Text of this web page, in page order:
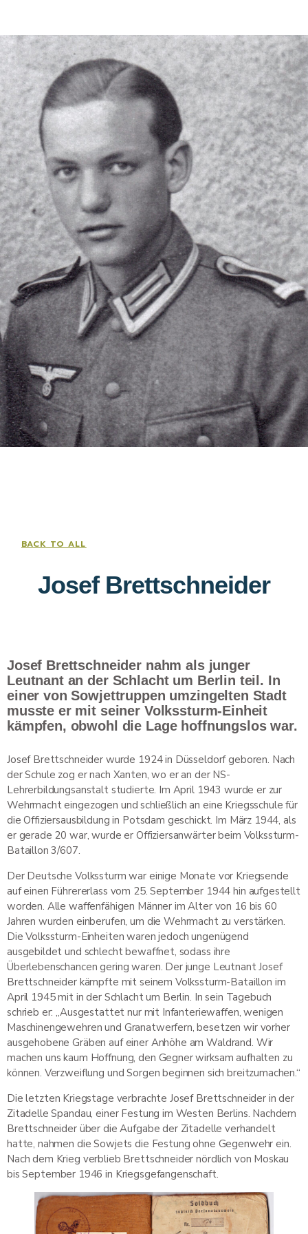
BACK TO ALL
Josef Brettschneider
Josef Brettschneider nahm als junger
Leutnant an der Schlacht um Berlin teil. In
einer von Sowjettruppen umzingelten Stadt
musste er mit seiner Volkssturm-Einheit
kämpfen, obwohl die Lage hoffnungslos war.
Josef Brettschneider wurde 1924 in Düsseldorf geboren. Nach
der Schule zog er nach Xanten, wo er an der NS-
Lehrerbildungsanstalt studierte. Im April 1943 wurde er zur
Wehrmacht eingezogen und schließlich an eine Kriegsschule für
die Offiziersausbildung in Potsdam geschickt. Im März 1944, als
er gerade 20 war, wurde er Offiziersanwärter beim Volkssturm-
Bataillon 3/607.
Der Deutsche Volkssturm war einige Monate vor Kriegsende
auf einen Führererlass vom 25. September 1944 hin aufgestellt
worden. Alle waffenfähigen Männer im Alter von 16 bis 60
Jahren wurden einberufen, um die Wehrmacht zu verstärken.
Die Volkssturm-Einheiten waren jedoch ungenügend
ausgebildet und schlecht bewaffnet, sodass ihre
Überlebenschancen gering waren. Der junge Leutnant Josef
Brettschneider kämpfte mit seinem Volkssturm-Bataillon im
April 1945 mit in der Schlacht um Berlin. In sein Tagebuch
schrieb er: „Ausgestattet nur mit Infanteriewaffen, wenigen
Maschinengewehren und Granatwerfern, besetzen wir vorher
ausgehobene Gräben auf einer Anhöhe am Waldrand. Wir
machen uns kaum Hoffnung, den Gegner wirksam aufhalten zu
können. Verzweiflung und Sorgen beginnen sich breitzumachen.“
Die letzten Kriegstage verbrachte Josef Brettschneider in der
Zitadelle Spandau, einer Festung im Westen Berlins. Nachdem
Brettschneider über die Aufgabe der Zitadelle verhandelt
hatte, nahmen die Sowjets die Festung ohne Gegenwehr ein.
Nach dem Krieg verblieb Brettschneider nördlich von Moskau
bis September 1946 in Kriegsgefangenschaft.